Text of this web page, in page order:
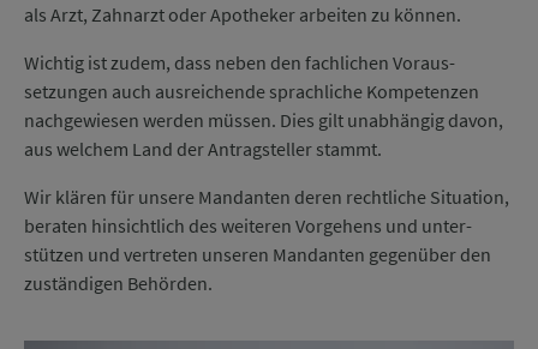
als Arzt, Zahn­arzt oder Apo­theker ar­beiten zu können.
Wichtig ist zudem, dass neben den fach­lichen Voraus­
setzungen auch aus­reichen­de sprach­liche Kom­pe­tenzen
nach­ge­wiesen werden müssen. Dies gilt un­ab­hängig davon,
aus welchem Land der An­trag­steller stammt.
Wir klären für unsere Man­dan­ten deren recht­liche Situ­ation,
be­raten hin­sicht­lich des weiteren Vor­gehens und unter­
stützen und ver­treten unseren Man­dan­ten gegen­über den
zu­stän­di­gen Be­hör­den.